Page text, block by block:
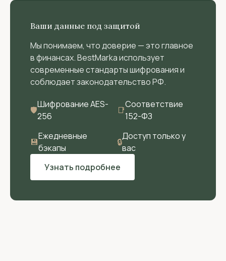
Ваши данные под защитой
Мы понимаем, что доверие — это главное
в финансах. BestMarka использует
современные стандарты шифрования и
соблюдает законодательство РФ.
🛡
Шифрование AES-
256
📑
Соответствие
152-ФЗ
💾
Ежедневные
бэкапы
🔒
Доступ только у
вас
Узнать подробнее